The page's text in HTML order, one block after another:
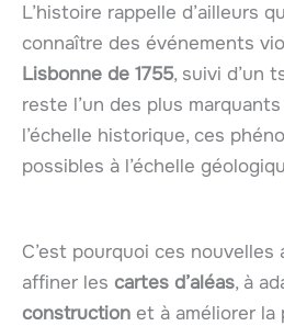
L’histoire rappelle d’ailleurs
connaître des événements
Lisbonne de 1755, suivi d’un
reste l’un des plus
l’échelle historique, ces
possibles à l’échelle
C’est pourquoi ces
affiner les cartes d’aléas, à
construction et à améliorer la